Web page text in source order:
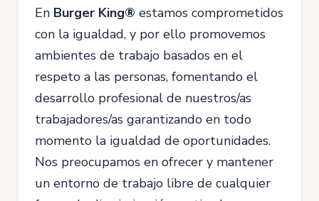
En Burger King® estamos comprometidos
con la igualdad, y por ello promovemos
ambientes de trabajo basados en el
respeto a las personas, fomentando el
desarrollo profesional de nuestros/as
trabajadores/as garantizando en todo
momento la igualdad de oportunidades.
Nos preocupamos en ofrecer y mantener
un entorno de trabajo libre de cualquier